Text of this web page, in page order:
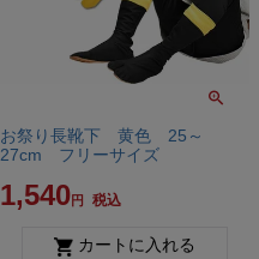
お祭り長靴下 黄色 25～
27cm フリーサイズ
1,540 税込
カートに入れる